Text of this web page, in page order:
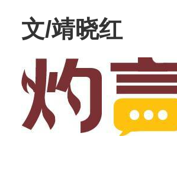
文/靖晓红